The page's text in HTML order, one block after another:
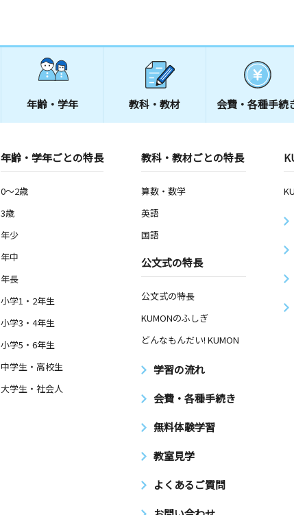
年齢・学年 教科・教材 会費・ 各種手続
年齢・学年ごとの特長
0～2歳
3歳
年少
年中
年長
小学1・2年生
小学3・4年生
小学5・6年生
中学生・高校生
大学生・社会人
教科・教材ごとの特長
算数・数学
英語
国語
公文式の特長
公文式の特長
KUMONのふしぎ
どんなもんだい! KUMON
学習の流れ
会費・各種手続き
無料体験学習
教室見学
よくあるご質問